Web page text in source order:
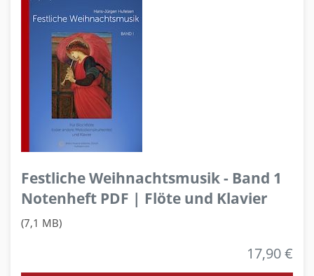
Festliche Weihnachtsmusik - Band 1
Notenheft PDF | Flöte und Klavier
(7,1 MB)
17,90 €